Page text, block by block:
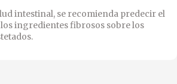
intestinal, se recomienda predecir el
ingredientes fibrosos sobre los